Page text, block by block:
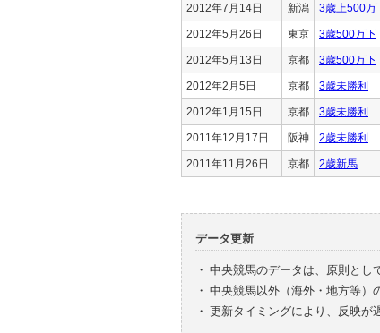
2012年7月14日 新潟 3歳上500万
2012年5月26日 東京 3歳500万下
2012年5月13日 京都 3歳500万下
2012年2月5日 京都 3歳未勝利
2012年1月15日 京都 3歳未勝利
2011年12月17日 阪神 2歳未勝利
2011年11月26日 京都 2歳新馬
データ更新
・ 中央競馬のデータは、原則とし
・ 中央競馬以外（海外・地方等）
・ 更新タイミングにより、反映が